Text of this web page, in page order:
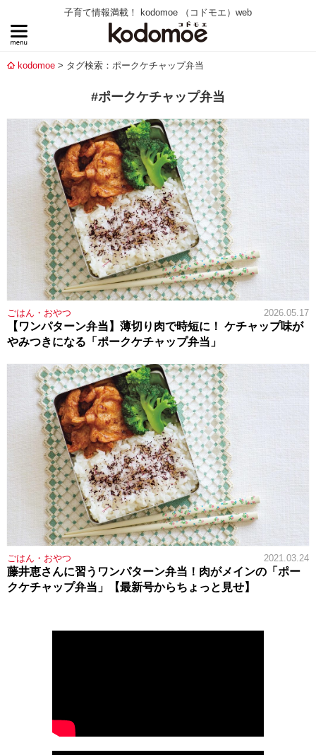
子育て情報満載！ kodomoe （コドモエ）web
kodomoe タグ検索：ポークケチャップ弁当
#ポークケチャップ弁当
ごはん・おやつ 2026.05.17
【ワンパターン弁当】薄切り肉で時短に！ ケチャップ味が
やみつきになる「ポークケチャップ弁当」
ごはん・おやつ 2021.03.24
藤井恵さんに習うワンパターン弁当！肉がメインの「ポー
クケチャップ弁当」【最新号からちょっと見せ】